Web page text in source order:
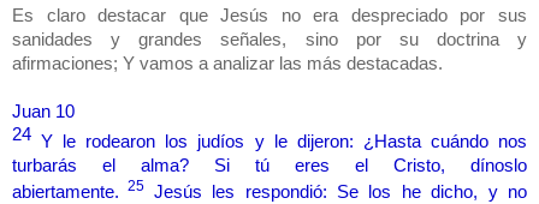
Es claro destacar que Jesús no era despreciado por sus
sanidades y grandes señales, sino por su doctrina y
afirmaciones; Y vamos a analizar las más destacadas.
Juan 10
24Y le rodearon los judíos y le dijeron: ¿Hasta cuándo nos
turbarás el alma? Si tú eres el Cristo, dínoslo
abiertamente. 25 Jesús les respondió: Se los he dicho, y no